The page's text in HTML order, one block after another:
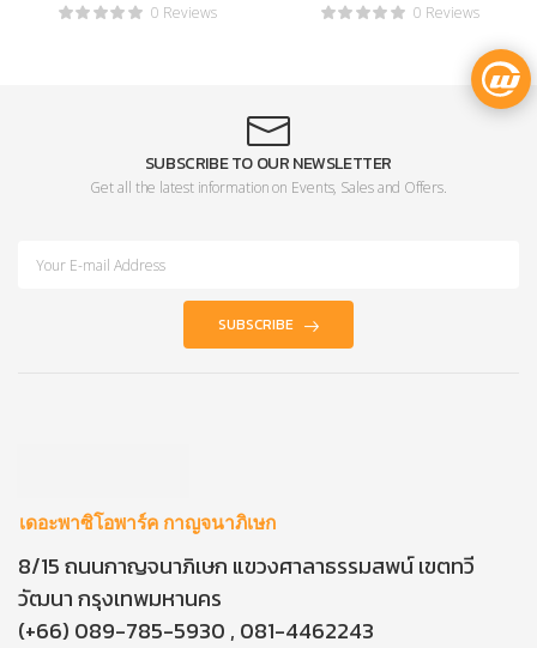
0 Reviews 0 Reviews
SUBSCRIBE TO OUR NEWSLETTER
Get all the latest information on Events, Sales and Offers.
SUBSCRIBE
เดอะพาซิโอพาร์ค กาญจนาภิเษก
8/15 ถนนกาญจนาภิเษก แขวงศาลาธรรมสพน์ เขตทวี
วัฒนา กรุงเทพมหานคร
(+66) 089-785-5930 , 081-4462243